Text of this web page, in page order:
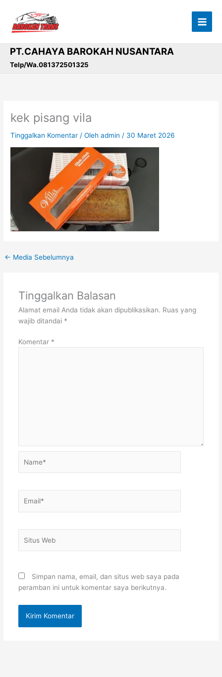
konten
PT.CAHAYA BAROKAH NUSANTARA
Telp/Wa.081372501325
kek pisang vila
Tinggalkan Komentar / Olehadmin / 30 Maret 2026
← Media Sebelumnya
Tinggalkan Balasan
Alamat email Anda tidak akan dipublikasikan. Ruas yang
wajib ditandai *
Komentar *
Web
Simpan nama, email, dan situs web saya pada
peramban ini untuk komentar saya berikutnya.